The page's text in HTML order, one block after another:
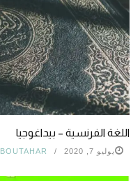
اللغة الفرنسية – بيداغوجيا
يوليو 7, 2020 BOUTAHAR